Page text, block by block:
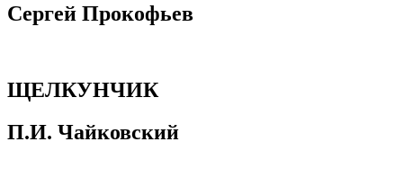
Сергей Прокофьев
ЩЕЛКУНЧИК
П.И. Чайковский